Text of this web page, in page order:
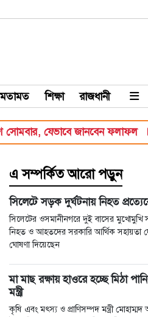
মতামত শিক্ষা রাজধানী
যেভাবে জানবেন ফলাফল
এ সম্পর্কিত আরো পড়ুন
সিলেটে সড়ক দুর্ঘটনায় নিহত
সিলেটের ওসমানীনগরে দুই বাসের মুখোমুখি
নিহত ও আহতদের সরকারি আর্থিক সহায়তা
ঘোষণা দিয়েছেন
মা মাছ রক্ষায় হাওরে হচ্ছে মিঠা
মন্ত্রী
কৃষি এবং মৎস্য ও প্রাণিসম্পদ মন্ত্রী